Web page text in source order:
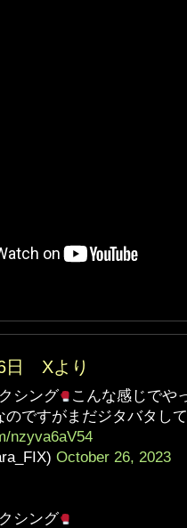
日 Xより
シング
こんな感じでや
のですがまだジタバタし
nzyva6aV54
October 26, 2023
シング